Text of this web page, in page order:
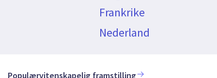
Frankrike
Nederland
Populærvitenskapelig framstilling